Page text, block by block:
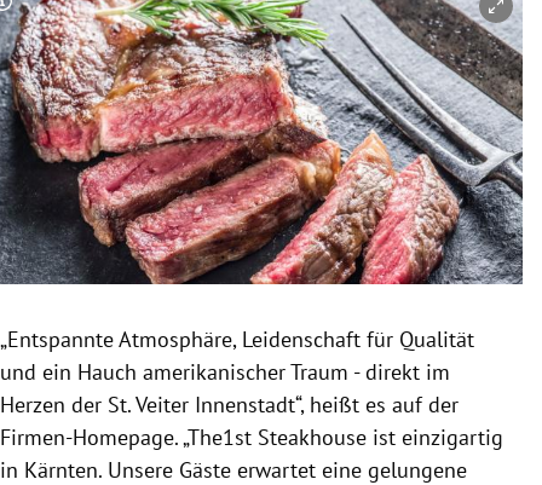
Untermenü
Untermenü
Untermenü
Untermenü
Untermenü
Untermenü
Copyright-Hinweis öffnen/schließen
„Entspannte Atmosphäre, Leidenschaft für Qualität
und ein Hauch amerikanischer Traum - direkt im
Herzen der St. Veiter Innenstadt“, heißt es auf der
Firmen-Homepage. „The1st Steakhouse ist einzigartig
in Kärnten. Unsere Gäste erwartet eine gelungene